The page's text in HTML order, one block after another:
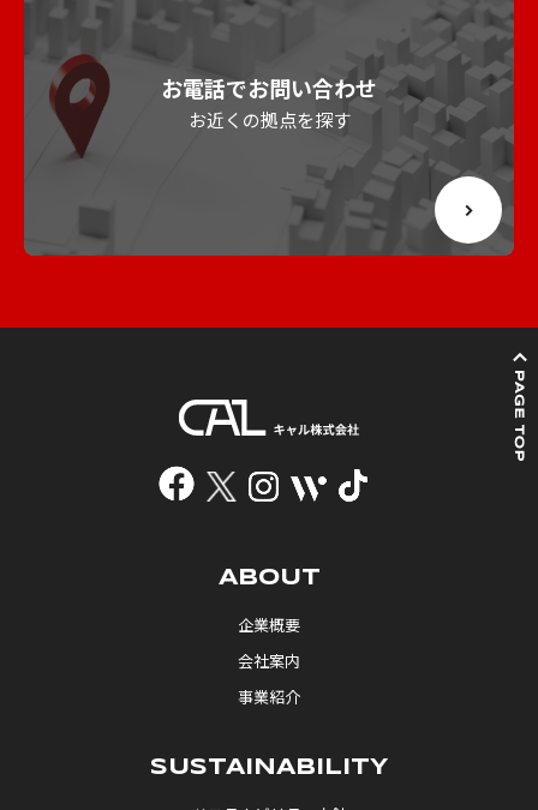
お電話でお問い合わせ
お近くの拠点を探す
ABOUT
企業概要
会社案内
事業紹介
SUSTAINABILITY